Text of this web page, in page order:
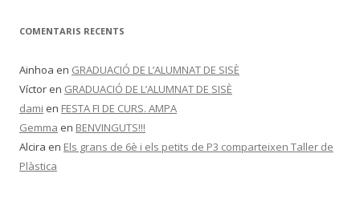
COMENTARIS RECENTS
Ainhoa en GRADUACIÓ DE L’ALUMNAT DE SISÈ
Víctor en GRADUACIÓ DE L’ALUMNAT DE SISÈ
dami en FESTA FI DE CURS. AMPA
Gemma en BENVINGUTS!!!
Alcira en Els grans de 6è i els petits de P3 comparteixen Taller de
Plàstica